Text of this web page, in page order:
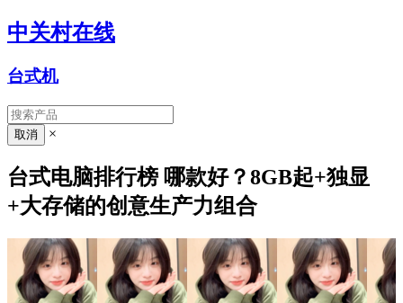
中关村在线
台式机
×
台式电脑排行榜 哪款好？8GB起+独显
+大存储的创意生产力组合